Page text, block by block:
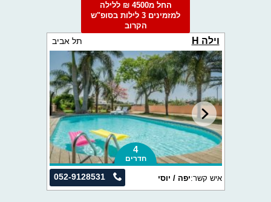
החל מ4500 ₪ ללילה
למזמינים 3 לילות בסופ"ש
הקרוב
וילה H תל אביב
4
חדרים
052-9128531 איש קשר:יפה / יוסי